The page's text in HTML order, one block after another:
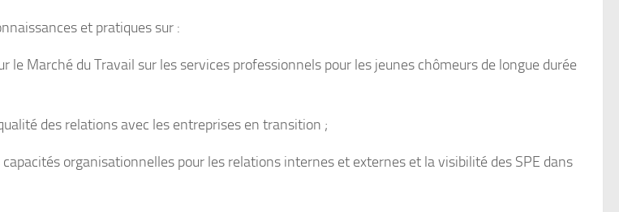
et pratiques sur :
le Marché du Travail sur les services professionnels pour les jeunes chômeurs de longue durée
des relations avec les entreprises en transition ;
organisationnelles pour les relations internes et externes et la visibilité des SPE dans